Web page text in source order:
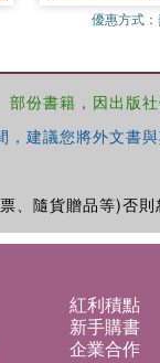
優惠方式：
份書籍，因出版
建議您將外文書
隨貨贈品等)否則
紅利積點
新手購書
企業合作